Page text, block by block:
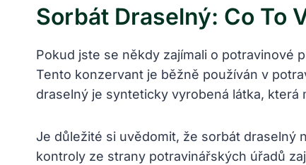
Sorbát Draselný: Co To
Pokud jste se někdy zajímali o potravinové
Tento konzervant je běžně používán v
draselný je synteticky vyrobená látka,
Je důležité si uvědomit, že sorbát draselný
kontroly ze strany potravinářských úřadů